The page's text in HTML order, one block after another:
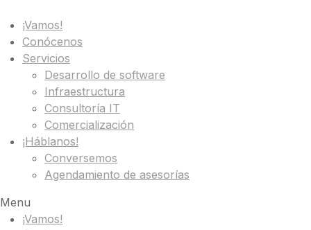
¡Vamos!
Conócenos
Servicios
Desarrollo de software
Infraestructura
Consultoría IT
Comercialización
¡Háblanos!
Conversemos
Agendamiento de asesorías
Menu
¡Vamos!